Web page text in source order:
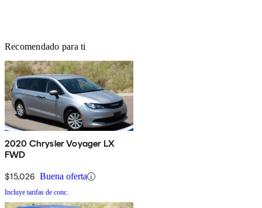
Recomendado para ti
2020 Chrysler Voyager LX
FWD
$15,026 Buena oferta
Incluye tarifas de conc.